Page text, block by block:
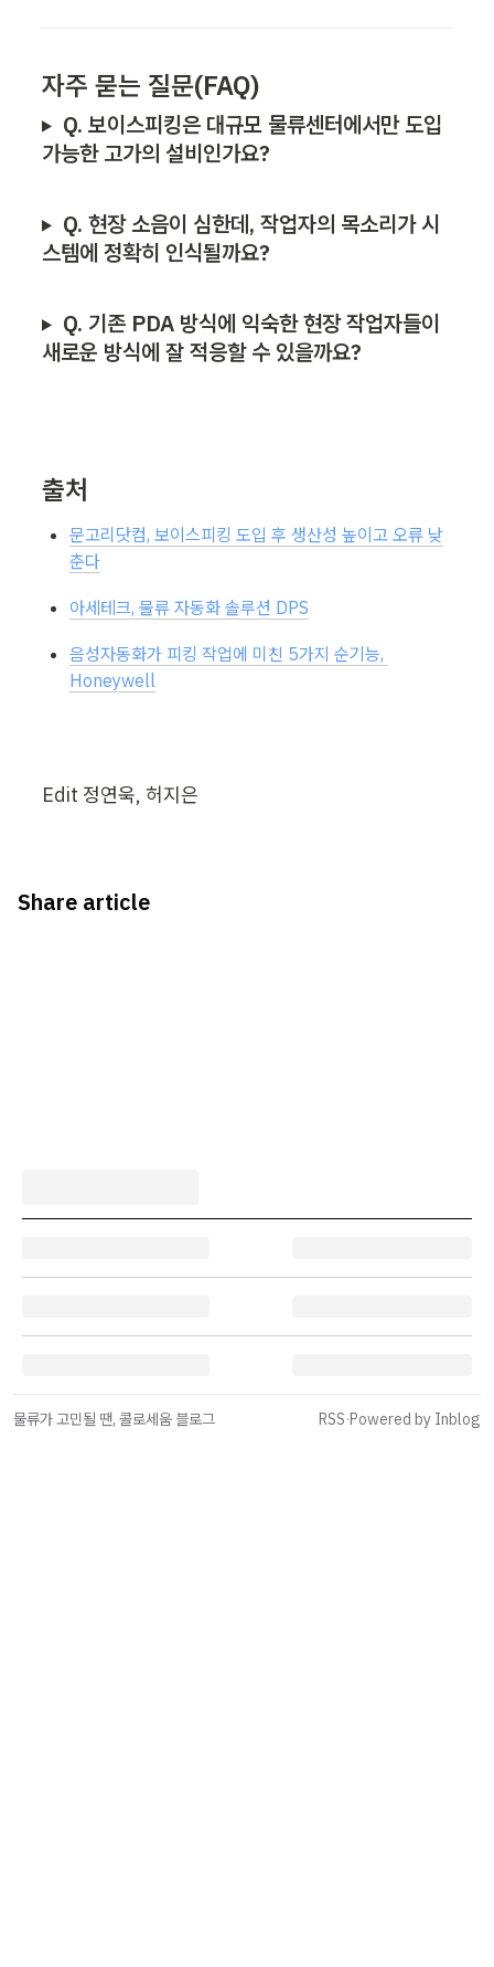
자주 묻는 질문(FAQ)
Q. 보이스피킹은 대규모 물류센터에서만 도입
가능한 고가의 설비인가요?
Q. 현장 소음이 심한데, 작업자의 목소리가 시
스템에 정확히 인식될까요?
Q. 기존 PDA 방식에 익숙한 현장 작업자들이
새로운 방식에 잘 적응할 수 있을까요?
출처
문고리닷컴, 보이스피킹 도입 후 생산성 높이고 오류 낮
춘다
아세테크, 물류 자동화 솔루션 DPS
음성자동화가 피킹 작업에 미친 5가지 순기능,
Honeywell
Edit 정연욱, 허지은
Share article
물류가 고민될 땐, 콜로세움 블로그 RSS·Powered by Inblog